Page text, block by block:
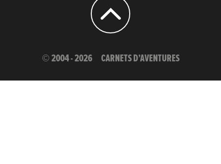
© 2004 - 2026 CARNETS D’AVENTURES